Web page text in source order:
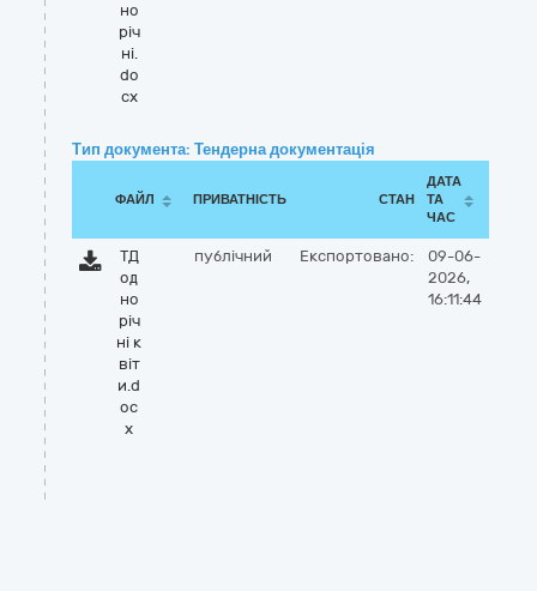
но
річ
ні.
do
cx
Тип документа: Тендерна документація
ФАЙЛ ПРИВАТНІСТЬ СТАН
ДАТА
ТА
ЧАС
ТД
од
но
річ
ні к
віт
и.d
oc
x
публічний Експортовано:
09-06-
2026,
16:11:44